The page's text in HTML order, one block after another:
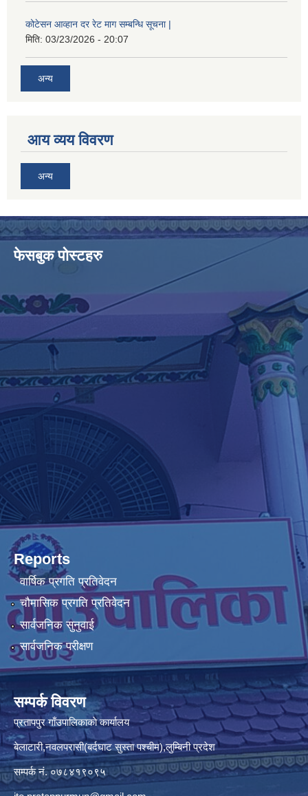
कोटेसन आव्हान दर रेट माग सम्बन्धि सूचना |
मिति: 03/23/2026 - 20:07
अन्य
आय व्यय विवरण
अन्य
फेसबुक पोस्टहरु
Reports
वार्षिक प्रगति प्रतिवेदन
चौमासिक प्रगति प्रतिवेदन
सार्वजनिक सुनुवाई
सार्वजनिक परीक्षण
सम्पर्क विवरण
प्रतापपुर गाँउपालिकाकाे कार्यालय
बेलाटारी,नवलपरासी(बर्दघाट सुस्ता पश्चीम),लुम्बिनी प्रदेश
सम्पर्क नं. ०७८४१९०९५